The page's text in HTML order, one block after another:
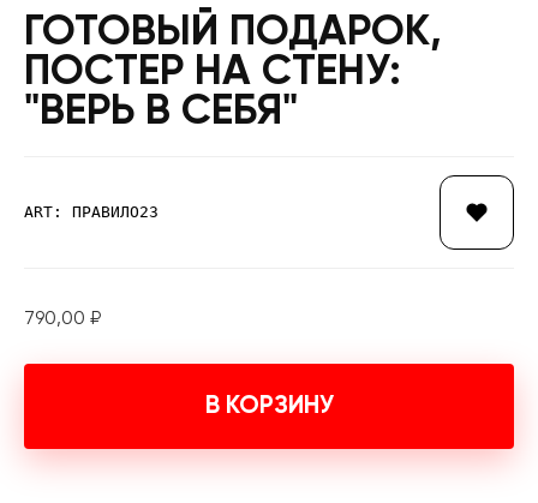
ГОТОВЫЙ ПОДАРОК,
ПОСТЕР НА СТЕНУ:
"ВЕРЬ В СЕБЯ"
ART: ПРАВИЛО23
790,00 ₽
В КОРЗИНУ